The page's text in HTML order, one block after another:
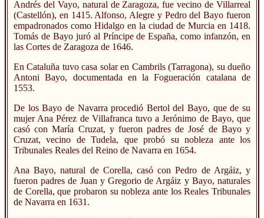
Andrés del Vayo, natural de Zaragoza, fue vecino de Villarreal
(Castellón), en 1415. Alfonso, Alegre y Pedro del Bayo fueron
empadronados como Hidalgo en la ciudad de Murcia en 1418.
Tomás de Bayo juró al Príncipe de España, como infanzón, en
las Cortes de Zaragoza de 1646.
En Cataluña tuvo casa solar en Cambrils (Tarragona), su dueño
Antoni Bayo, documentada en la Fogueración catalana de
1553.
De los Bayo de Navarra procedió Bertol del Bayo, que de su
mujer Ana Pérez de Villafranca tuvo a Jerónimo de Bayo, que
casó con María Cruzat, y fueron padres de José de Bayo y
Cruzat, vecino de Tudela, que probó su nobleza ante los
Tribunales Reales del Reino de Navarra en 1654.
Ana Bayo, natural de Corella, casó con Pedro de Argáiz, y
fueron padres de Juan y Gregorio de Argáiz y Bayo, naturales
de Corella, que probaron su nobleza ante los Reales Tribunales
de Navarra en 1631.